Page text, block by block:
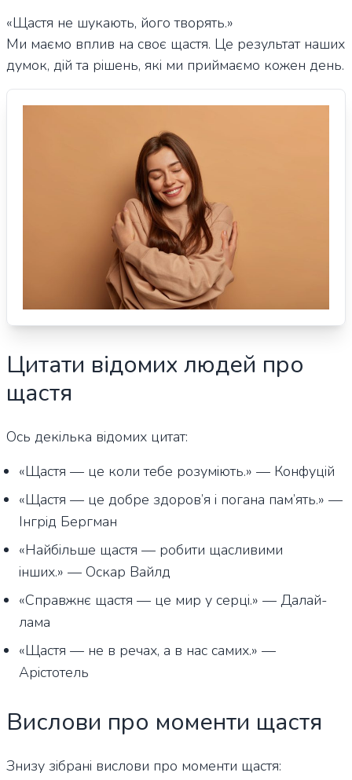
«Щастя не шукають, його творять.»
Ми маємо вплив на своє щастя. Це результат наших
думок, дій та рішень, які ми приймаємо кожен день.
Цитати відомих людей про
щастя
Ось декілька відомих цитат:
«Щастя — це коли тебе розуміють.» — Конфуцій
«Щастя — це добре здоров’я і погана пам’ять.» —
Інгрід Бергман
«Найбільше щастя — робити щасливими
інших.» — Оскар Вайлд
«Справжнє щастя — це мир у серці.» — Далай-
лама
«Щастя — не в речах, а в нас самих.» —
Арістотель
Вислови про моменти щастя
Знизу зібрані вислови про моменти щастя: